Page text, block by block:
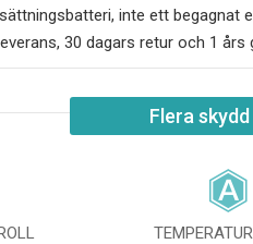
, inte ett begagnat
30 dagars retur och 1 års
Flera